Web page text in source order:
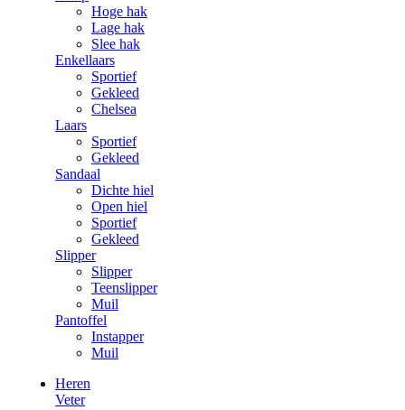
Hoge hak
Lage hak
Slee hak
Enkellaars
Sportief
Gekleed
Chelsea
Laars
Sportief
Gekleed
Sandaal
Dichte hiel
Open hiel
Sportief
Gekleed
Slipper
Slipper
Teenslipper
Muil
Pantoffel
Instapper
Muil
Heren
Veter